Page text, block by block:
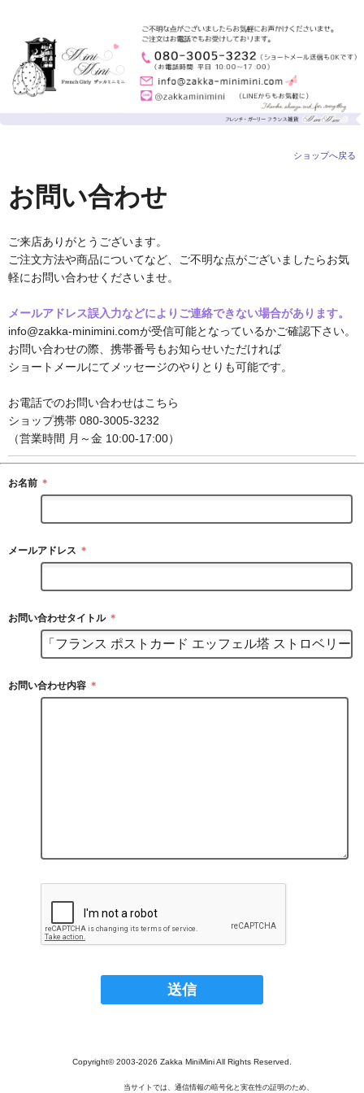
ショップへ戻る
お問い合わせ
ご来店ありがとうございます。
ご注文方法や商品についてなど、ご不明な点がございましたらお気
軽にお問い合わせくださいませ。
メールアドレス誤入力などによりご連絡できない場合があります。
info@zakka-minimini.comが受信可能となっているかご確認下さい。
お問い合わせの際、携帯番号もお知らせいただければ
ショートメールにてメッセージのやりとりも可能です。
お電話でのお問い合わせはこちら
ショップ携帯 080-3005-3232
（営業時間 月～金 10:00-17:00）
お名前 ＊
メールアドレス ＊
お問い合わせタイトル ＊
お問い合わせ内容 ＊
Copyright© 2003‐2026 Zakka MiniMini All Rights Reserved.
当サイトでは、通信情報の暗号化と実在性の証明のため、